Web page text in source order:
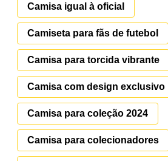
Camisa igual à oficial
Camiseta para fãs de futebol
Camisa para torcida vibrante
Camisa com design exclusivo
Camisa para coleção 2024
Camisa para colecionadores